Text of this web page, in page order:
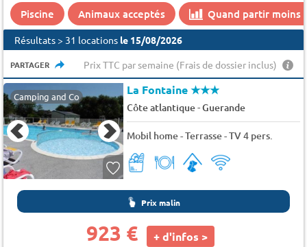
Piscine Animaux acceptés Quand partir moins
Résultats > 31 locations le 15/08/2026
PARTAGER Prix TTC par semaine (Frais de dossier inclus)
Camping and Co La Fontaine★★★
Côte atlantique-Guerande
Mobil home - Terrasse - TV 4 pers.
Prix malin
923 € + d'infos >